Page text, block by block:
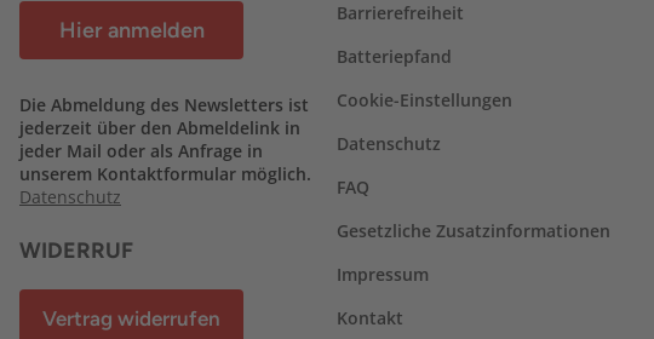
Hier anmelden
Die Abmeldung des Newsletters ist
jederzeit über den Abmeldelink in
jeder Mail oder als Anfrage in
unserem Kontaktformular möglich.
Datenschutz
WIDERRUF
Vertrag widerrufen
Barrierefreiheit
Batteriepfand
Cookie-Einstellungen
Datenschutz
FAQ
Gesetzliche Zusatzinformationen
Impressum
Kontakt